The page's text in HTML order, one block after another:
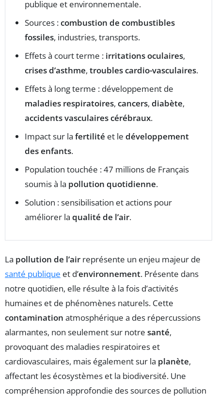
publique et environnementale.
Sources :combustion de combustibles
fossiles, industries, transports.
Effets à court terme : irritations oculaires,
crises d’asthme, troubles cardio-vasculaires.
Effets à long terme : développement de
maladies respiratoires, cancers, diabète,
accidents vasculaires cérébraux.
Impact sur la fertilité et le développement
des enfants.
Population touchée : 47 millions de Français
soumis à la pollution quotidienne.
Solution : sensibilisation et actions pour
améliorer la qualité de l’air.
La pollution de l’air représente un enjeu majeur de
santé publique et d’environnement. Présente dans
notre quotidien, elle résulte à la fois d’activités
humaines et de phénomènes naturels. Cette
contamination atmosphérique a des répercussions
alarmantes, non seulement sur notre santé,
provoquant des maladies respiratoires et
cardiovasculaires, mais également sur la planète,
affectant les écosystèmes et la biodiversité. Une
compréhension approfondie des sources de pollution